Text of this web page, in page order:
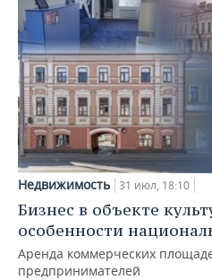
Недвижимость 31 июл, 18:10
Бизнес в объекте
особенности
Аренда коммерческих
предпринимателей